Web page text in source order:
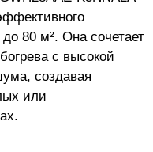
80 м². Она сочетает
с высокой
создавая
или